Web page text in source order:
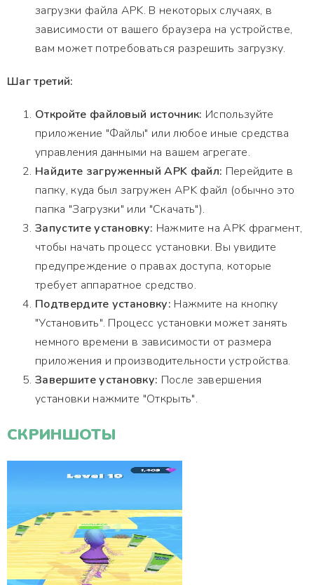
загрузки файла APK. В некоторых случаях, в
зависимости от вашего браузера на устройстве,
вам может потребоваться разрешить загрузку.
Шаг третий:
Откройте файловый источник: Используйте
приложение "Файлы" или любое иные средства
управления данными на вашем агрегате.
Найдите загруженный APK файл: Перейдите в
папку, куда был загружен APK файл (обычно это
папка "Загрузки" или "Скачать").
Запустите установку: Нажмите на APK фрагмент,
чтобы начать процесс установки. Вы увидите
предупреждение о правах доступа, которые
требует аппаратное средство.
Подтвердите установку: Нажмите на кнопку
"Установить". Процесс установки может занять
немного времени в зависимости от размера
приложения и производительности устройства.
Завершите установку: После завершения
установки нажмите "Открыть".
СКРИНШОТЫ